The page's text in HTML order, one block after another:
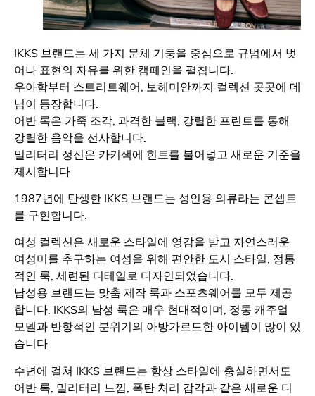
IKKS 브랜드는 세 가지 문체 기둥을 중심으로 규범에서 벗
어나 표현의 자유를 위한 캠페인을 펼칩니다.
우아함부터 스트리트웨어, 보헤미안까지 컬렉션 곳곳에 데
님이 등장합니다.
어반 록은 가죽 조각, 과격한 블랙, 강렬한 프린트를 통해
강렬한 음악을 선사합니다.
밀리터리 정신은 카키색에 힌트를 불어넣고 새로운 기준을
제시합니다.
1987년에 탄생한 IKKS 브랜드는 성인용 의류라는 콘셉트
를 구현합니다.
여성 컬렉션은 새로운 스타일에 영감을 받고 자연스러운
여성미를 추구하는 여성을 위해 편안한 도시 스타일, 정통
적인 룩, 세련된 디테일로 디자인되었습니다.
남성용 브랜드는 맞춤 제작 룩과 스포츠웨어를 모두 제공
합니다. IKKS의 남성 룩은 매우 현대적이며, 정통 캐주얼
모델과 반항적인 분위기의 아방가르드한 아이템이 많이 있
습니다.
수년에 걸쳐 IKKS 브랜드는 항상 스타일에 충실하면서도
어반 록, 밀리터리 느낌, 폭탄 처리 감각과 같은 새로운 디